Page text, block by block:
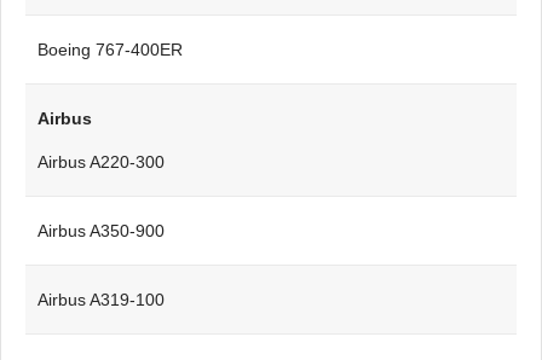
Boeing 767-400ER
Airbus
Airbus A220-300
Airbus A350-900
Airbus A319-100